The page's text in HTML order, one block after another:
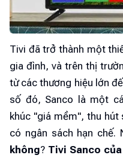
Tivi đã trở thành một
gia đình, và trên thị
từ các thương hiệu lớn
số đó, Sanco là một
khúc "giá mềm", thu hút
có ngân sách hạn chế.
không? Tivi Sanco